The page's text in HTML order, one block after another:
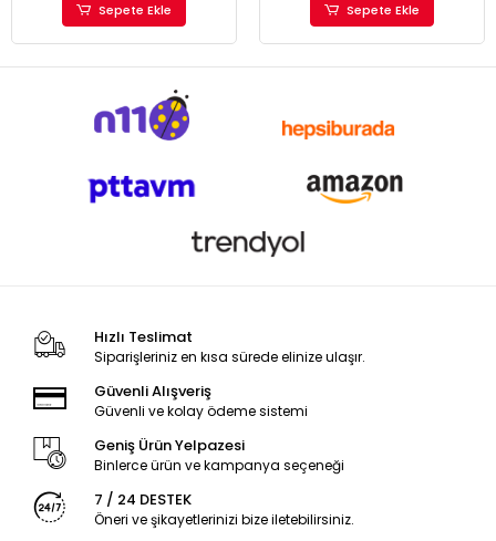
Sepete Ekle Sepete Ekle
Hızlı Teslimat
Siparişleriniz en kısa sürede elinize ulaşır.
Güvenli Alışveriş
Güvenli ve kolay ödeme sistemi
Geniş Ürün Yelpazesi
Binlerce ürün ve kampanya seçeneği
7 / 24 DESTEK
Öneri ve şikayetlerinizi bize iletebilirsiniz.